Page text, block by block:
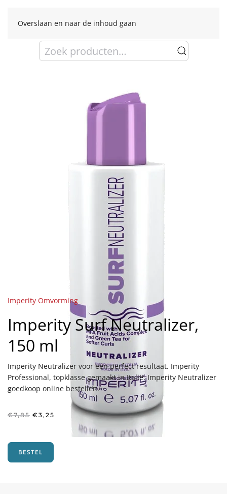
Overslaan en naar de inhoud gaan
Zoeken
naar:
Imperity Omvorming
Imperity Surf Neutralizer,
150 ml
Imperity Neutralizer voor een perfect resultaat. Imperity
Professional, topklasse gemaakt in Italië. Imperity Neutralizer
goedkoop online bestellen.
€7,85 Oorspronkelijke
€ 3,25 Huidige
€3,25.
BESTEL